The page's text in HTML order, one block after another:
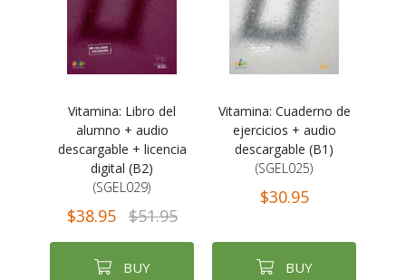
Vitamina: Libro del
alumno + audio
descargable + licencia
digital (B2)
(SGEL029)
$38.95 $51.95
BUY
Vitamina: Cuaderno de
ejercicios + audio
descargable (B1)
(SGEL025)
$30.95
BUY